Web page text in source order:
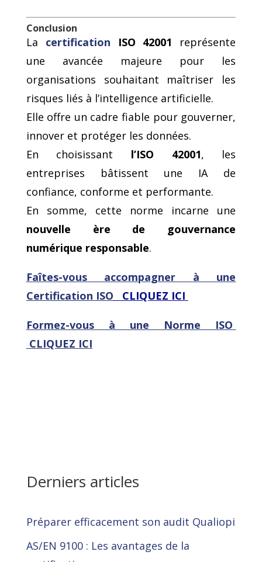
Conclusion
La certification ISO 42001 représente
une avancée majeure pour les
organisations souhaitant maîtriser les
risques liés à l’intelligence artificielle.
Elle offre un cadre fiable pour gouverner,
innover et protéger les données.
En choisissant l’ISO 42001, les
entreprises bâtissent une IA de
confiance, conforme et performante.
En somme, cette norme incarne une
nouvelle ère de gouvernance
numérique responsable.
Faîtes-vous accompagner à une
Certification ISO CLIQUEZ ICI
Formez-vous à une Norme ISO
CLIQUEZ ICI
Derniers articles
Préparer efficacement son audit Qualiopi
AS/EN 9100 : Les avantages de la